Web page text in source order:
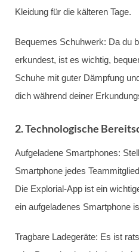
Kleidung für die kälteren Tage.
Bequemes Schuhwerk: Da du
erkundest, ist es wichtig,
Schuhe mit guter Dämpfung
dich während deiner
2. Technologische
Aufgeladene Smartphones:
Smartphone jedes
Die Explorial-App ist ein
ein aufgeladenes Smartphone
Tragbare Ladegeräte: Es ist